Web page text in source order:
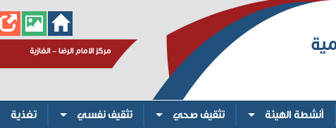
ورشة تثقيفية: عالمي الآمن
أنشطة الهيئة تثقيف صحي تثقيف نفسي تغذية